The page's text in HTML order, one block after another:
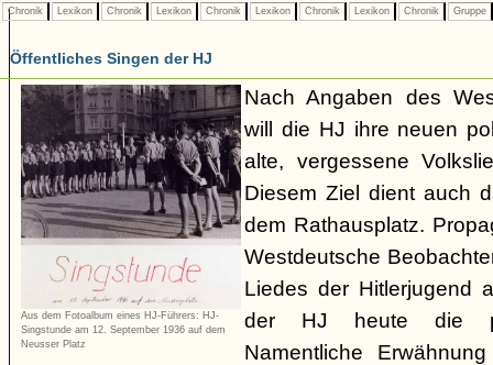
Chronik Lexikon Chronik Lexikon Chronik Lexikon Chronik Lexikon Chronik Gruppe
Öffentliches Singen der HJ
Aus dem Fotoalbum eines HJ-Führers: HJ-
Singstunde am 12. September 1936 auf dem
Neusser Platz
Nach Angaben des
will die HJ ihre neuen
alte, vergessene
Diesem Ziel dient auch
dem Rathausplatz.
Westdeutsche
Liedes der Hitlerjugend
der HJ heute die
Namentliche